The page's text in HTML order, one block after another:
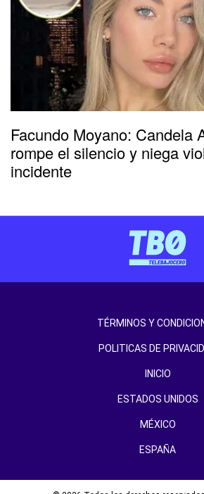
Facundo Moyano: Candela
rompe el silencio y niega
incidente
TÉRMINOS Y
POLITICAS DE
INICIO
ESTADOS UNIDOS
MÉXICO
ESPAÑA